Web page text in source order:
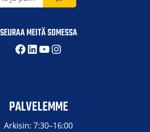
SEURAA MEITÄ SOMESSA
Facebook
LinkedIn
YouTube
Instagram
PALVELEMME
Arkisin: 7:30–16:00